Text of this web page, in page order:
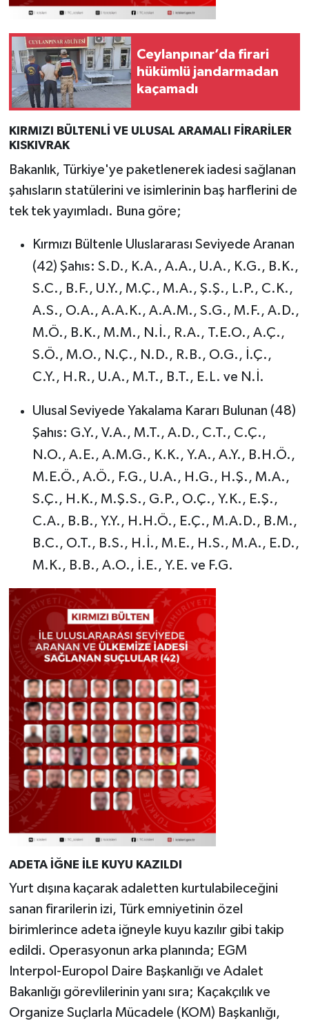
Ceylanpınar’da firari
hükümlü jandarmadan
kaçamadı
KIRMIZI BÜLTENLİ VE ULUSAL ARAMALI FİRARİLER
KISKIVRAK
Bakanlık, Türkiye'ye paketlenerek iadesi sağlanan
şahısların statülerini ve isimlerinin baş harflerini de
tek tek yayımladı. Buna göre;
Kırmızı Bültenle Uluslararası Seviyede Aranan
(42) Şahıs: S.D., K.A., A.A., U.A., K.G., B.K.,
S.C., B.F., U.Y., M.Ç., M.A., Ş.Ş., L.P., C.K.,
A.S., O.A., A.A.K., A.A.M., S.G., M.F., A.D.,
M.Ö., B.K., M.M., N.İ., R.A., T.E.O., A.Ç.,
S.Ö., M.O., N.Ç., N.D., R.B., O.G., İ.Ç.,
C.Y., H.R., U.A., M.T., B.T., E.L. ve N.İ.
Ulusal Seviyede Yakalama Kararı Bulunan (48)
Şahıs: G.Y., V.A., M.T., A.D., C.T., C.Ç.,
N.O., A.E., A.M.G., K.K., Y.A., A.Y., B.H.Ö.,
M.E.Ö., A.Ö., F.G., U.A., H.G., H.Ş., M.A.,
S.Ç., H.K., M.Ş.S., G.P., O.Ç., Y.K., E.Ş.,
C.A., B.B., Y.Y., H.H.Ö., E.Ç., M.A.D., B.M.,
B.C., O.T., B.S., H.İ., M.E., H.S., M.A., E.D.,
M.K., B.B., A.O., İ.E., Y.E. ve F.G.
ADETA İĞNE İLE KUYU KAZILDI
Yurt dışına kaçarak adaletten kurtulabileceğini
sanan firarilerin izi, Türk emniyetinin özel
birimlerince adeta iğneyle kuyu kazılır gibi takip
edildi. Operasyonun arka planında; EGM
Interpol-Europol Daire Başkanlığı ve Adalet
Bakanlığı görevlilerinin yanı sıra; Kaçakçılık ve
Organize Suçlarla Mücadele (KOM) Başkanlığı,